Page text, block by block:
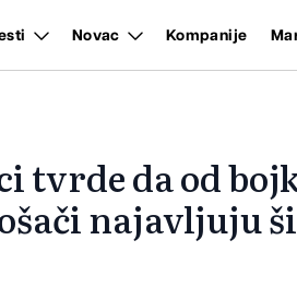
Novac Kompanije
tvrde da od
najavljuju